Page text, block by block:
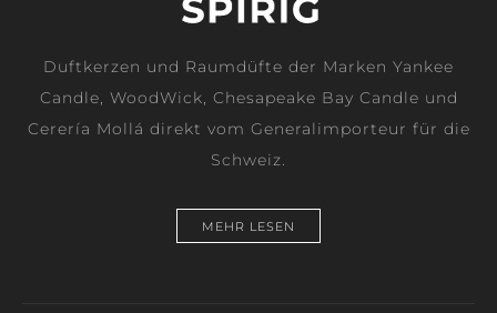
Duftkerzen und Raumdüfte der Marken Yankee
Candle, WoodWick, Chesapeake Bay Candle und
Cerería Mollá direkt vom Generalimporteur für die
Schweiz.
MEHR LESEN